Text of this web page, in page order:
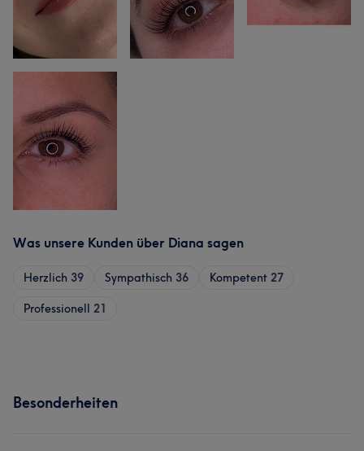
Was unsere Kunden über Diana sagen
Herzlich 39 Sympathisch 36 Kompetent 27
Professionell 21
Besonderheiten